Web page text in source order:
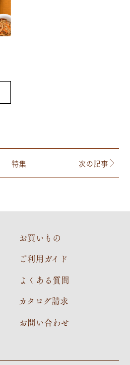
特集 次の記事
お買いもの
ご利用ガイド
よくある質問
カタログ請求
お問い合わせ